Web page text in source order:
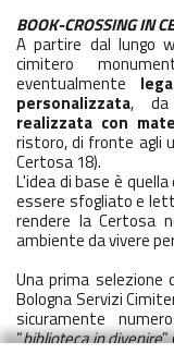
BOOK-CROSSING IN
A partire dal lungo
cimitero
eventualmente
personalizzata, da
realizzata con
ristoro, di fronte agli
Certosa 18).
L'idea di base è
essere sfogliato e
rendere la Certosa
ambiente da vivere
Una prima
Bologna Servizi
sicuramente
“biblioteca in divenire